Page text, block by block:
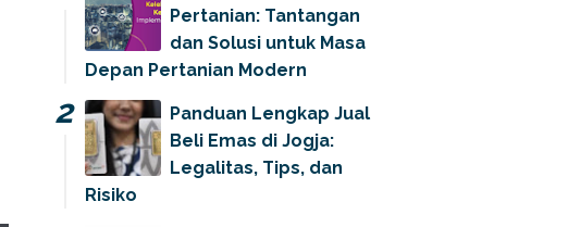
Pertanian: Tantangan
dan Solusi untuk Masa
Depan Pertanian Modern
Panduan Lengkap Jual
Beli Emas di Jogja:
Legalitas, Tips, dan
Risiko